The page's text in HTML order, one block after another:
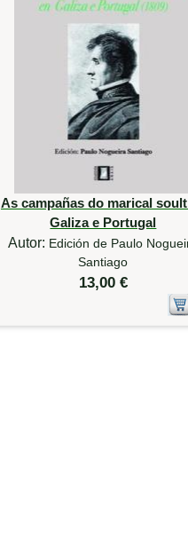
As campañas do marical
Galiza e Portugal
Autor: Edición de Paulo
Santiago
13,00 €